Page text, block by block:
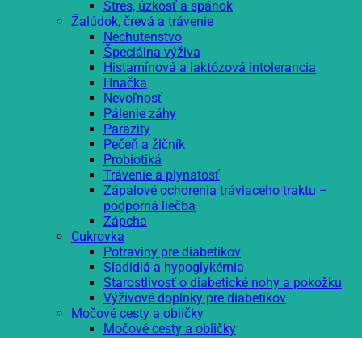
Stres, úzkosť a spánok
Žalúdok, črevá a trávenie
Nechutenstvo
Špeciálna výživa
Histamínová a laktózová intolerancia
Hnačka
Nevoľnosť
Pálenie záhy
Parazity
Pečeň a žlčník
Probiotiká
Trávenie a plynatosť
Zápalové ochorenia tráviaceho traktu –
podporná liečba
Zápcha
Cukrovka
Potraviny pre diabetikov
Sladidlá a hypoglykémia
Starostlivosť o diabetické nohy a pokožku
Výživové doplnky pre diabetikov
Močové cesty a obličky
Močové cesty a obličky